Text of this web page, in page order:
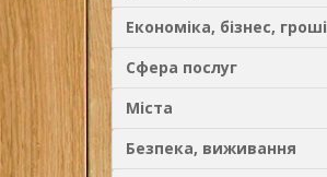
Економіка, бізнес, гроші
Сфера послуг
Міста
Безпека, виживання